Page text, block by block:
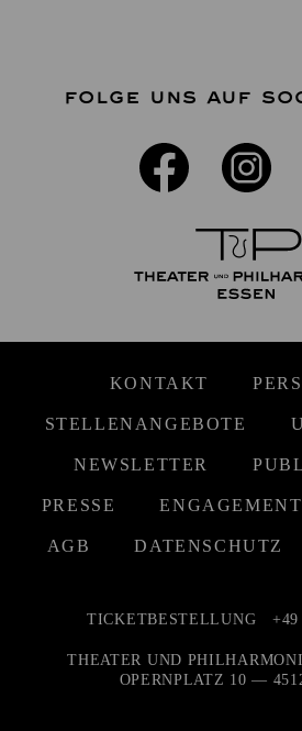
FOLGE UNS AUF
KONTAKT
STELLENANGEBOTE
NEWSLETTER
PRESSE ENGAGEMENT
AGB DATENSCHUTZ
TICKETBESTELLUNG +49
THEATER UND
OPERNPLATZ 10 —